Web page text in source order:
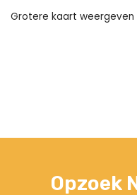
Grotere kaart weergeven
Opzoek